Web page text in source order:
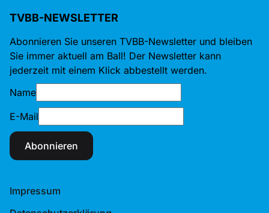
TVBB-NEWSLETTER
Abonnieren Sie unseren TVBB-Newsletter und bleiben
Sie immer aktuell am Ball! Der Newsletter kann
jederzeit mit einem Klick abbestellt werden.
Name
E-Mail
Abonnieren
Impressum